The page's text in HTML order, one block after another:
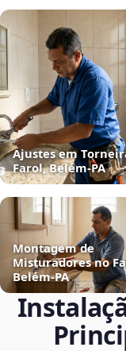
Ajustes em
Farol, Belém‑PA
Montagem de
Misturadores no
Belém‑PA